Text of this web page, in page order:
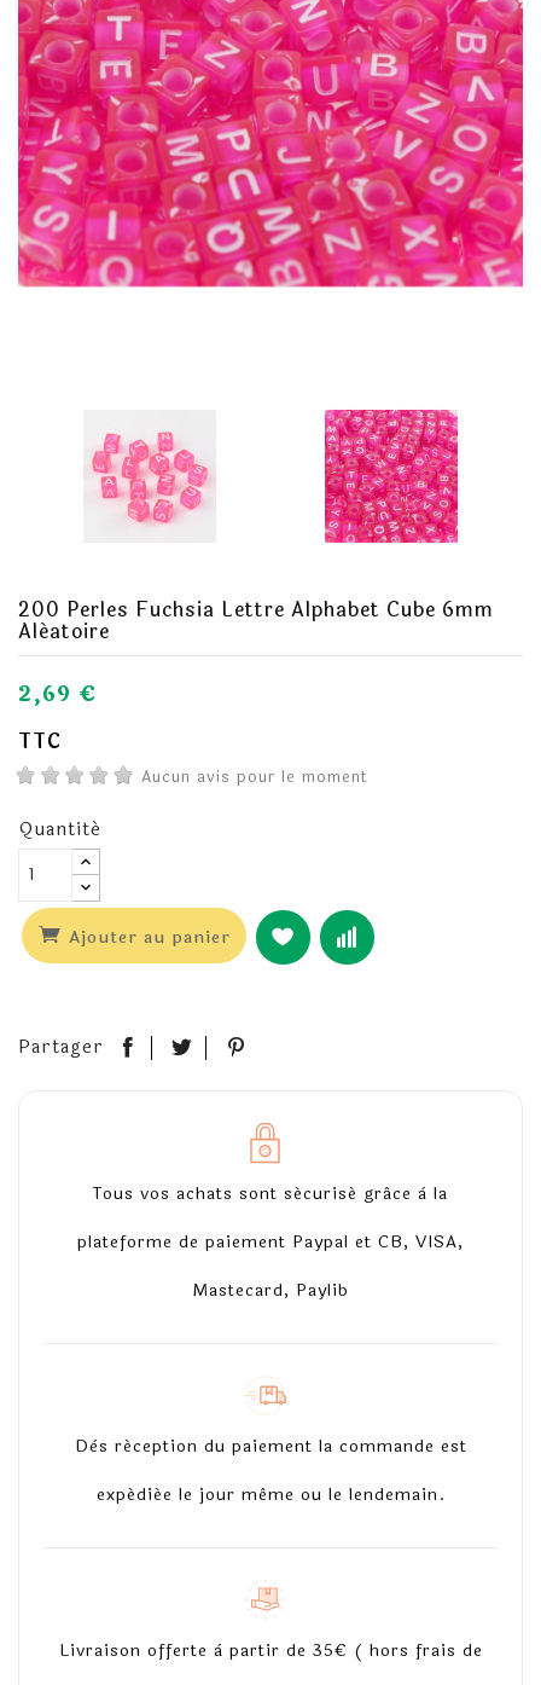
200 Perles Fuchsia Lettre Alphabet Cube 6mm
Aléatoire
2,69 €
TTC
Aucun avis pour le moment
Quantité
Ajouter au panier
Partager
Tous vos achats sont sécurisé grâce à la
plateforme de paiement Paypal et CB, VISA,
Mastecard, Paylib
Dès réception du paiement la commande est
expédiée le jour même ou le lendemain.
Livraison offerte à partir de 35€ ( hors frais de